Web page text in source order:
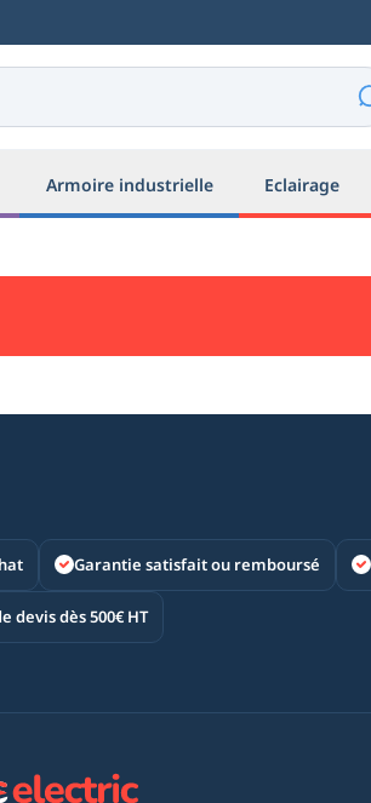
Armoire industrielle Eclairage
Garantie satisfait ou remboursé
devis dès 500€ HT